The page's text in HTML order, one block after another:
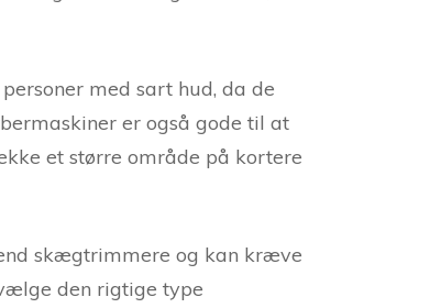
med sart hud, da de
er også gode til at
et større område på kortere
skægtrimmere og kan kræve
den rigtige type